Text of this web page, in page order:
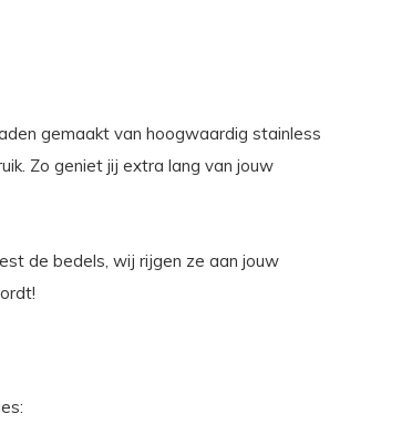
gemaakt van hoogwaardig stainless
Zo geniet jij extra lang van jouw
de bedels, wij rijgen ze aan jouw